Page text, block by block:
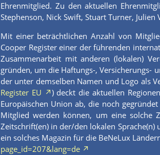
Ehrenmitglied. Zu den aktuellen
Stephenson, Nick Swift, Stuart Turner,
Mit einer beträchtlichen Anzahl von
Cooper Register einer der führenden
Zusammenarbeit mit anderen (lokalen)
gründen, um die Haftungs-, Versicherungs-
der unter demselben Namen und Logo als
Register EU
) deckt die aktuellen Regionen
Europäischen Union ab, die noch
Mitglied werden können, um eine solche
Zeitschrift(en) in der/den lokalen
ein solches Magazin für die BeNeLux
page_id=207&lang=de